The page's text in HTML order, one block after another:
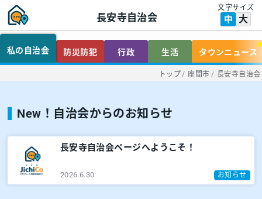
長安寺自治会
文字サイズ
中 大
私の自治会 防災防犯 行政 生活 タウンニュース
トップ / 座間市 / 長安寺自治会
New！自治会からのお知らせ
長安寺自治会ページへようこそ！
2026.6.30 お知らせ